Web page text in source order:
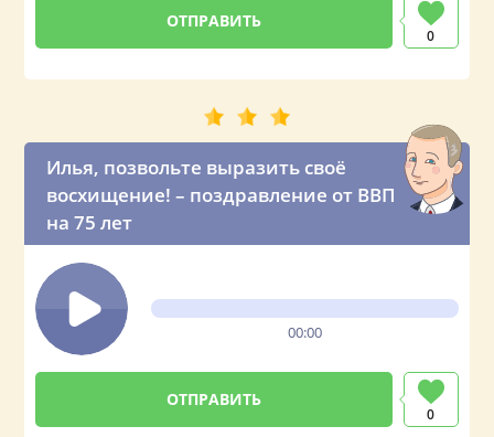
0
Илья, позвольте выразить своё
восхищение! – поздравление от ВВП
на 75 лет
00:00
0